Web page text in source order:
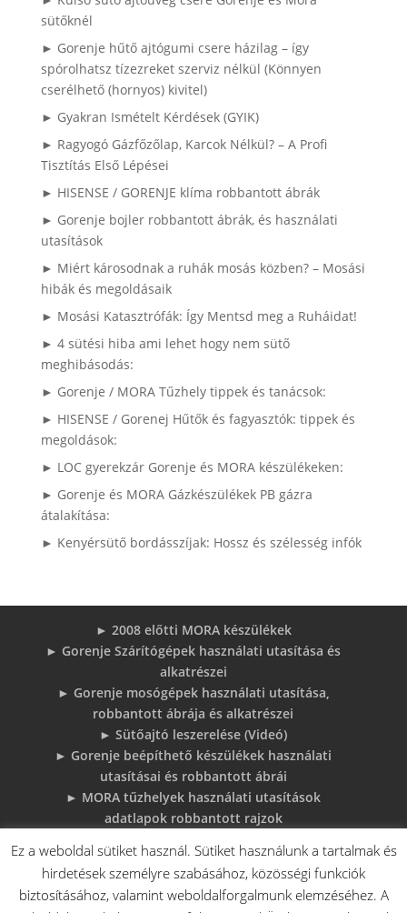
sütőknél
► Gorenje hűtő ajtógumi csere házilag – így
spórolhatsz tízezreket szerviz nélkül (Könnyen
cserélhető (hornyos) kivitel)
► Gyakran Ismételt Kérdések (GYIK)
► Ragyogó Gázfőzőlap, Karcok Nélkül? – A Profi
Tisztítás Első Lépései
► HISENSE / GORENJE klíma robbantott ábrák
► Gorenje bojler robbantott ábrák, és használati
utasítások
► Miért károsodnak a ruhák mosás közben? – Mosási
hibák és megoldásaik
► Mosási Katasztrófák: Így Mentsd meg a Ruháidat!
► 4 sütési hiba ami lehet hogy nem sütő
meghibásodás:
► Gorenje / MORA Tűzhely tippek és tanácsok:
► HISENSE / Gorenej Hűtők és fagyasztók: tippek és
megoldások:
► LOC gyerekzár Gorenje és MORA készülékeken:
► Gorenje és MORA Gázkészülékek PB gázra
átalakítása:
► Kenyérsütő bordásszíjak: Hossz és szélesség infók
► 2008 előtti MORA készülékek
► Gorenje Szárítógépek használati utasítása és
alkatrészei
► Gorenje mosógépek használati utasítása,
robbantott ábrája és alkatrészei
► Sütőajtó leszerelése (Videó)
► Gorenje beépíthető készülékek használati
utasításai és robbantott ábrái
► MORA tűzhelyek használati utasítások
adatlapok robbantott rajzok
megoldások
► 6 gyakori sütő hiba, és megoldások
♦Gorenje Háztartásigépek adattábláiról:
Ez a weboldal sütiket használ. Sütiket használunk a tartalmak és
hirdetések személyre szabásához, közösségi funkciók
biztosításához, valamint weboldalforgalmunk elemzéséhez. A